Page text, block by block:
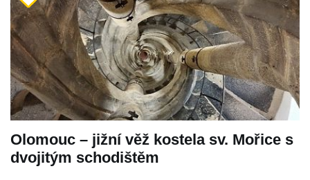
Olomouc – jižní věž kostela sv. Mořice s
dvojitým schodištěm